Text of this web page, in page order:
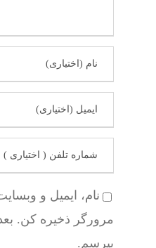
نام، ایمیل و
مرورگر ذخیره کن.
بپرسم.